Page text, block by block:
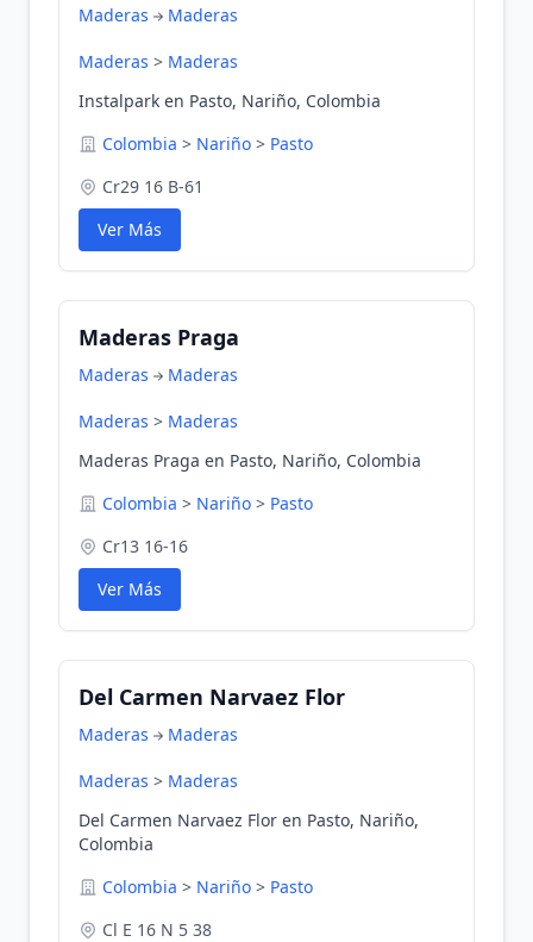
Maderas Maderas
Maderas > Maderas
Instalpark en Pasto, Nariño, Colombia
Colombia > Nariño > Pasto
Cr29 16 B-61
Ver Más
Maderas Praga
Maderas Maderas
Maderas > Maderas
Maderas Praga en Pasto, Nariño, Colombia
Colombia > Nariño > Pasto
Cr13 16-16
Ver Más
Del Carmen Narvaez Flor
Maderas Maderas
Maderas > Maderas
Del Carmen Narvaez Flor en Pasto, Nariño,
Colombia
Colombia > Nariño > Pasto
Cl E 16 N 5 38